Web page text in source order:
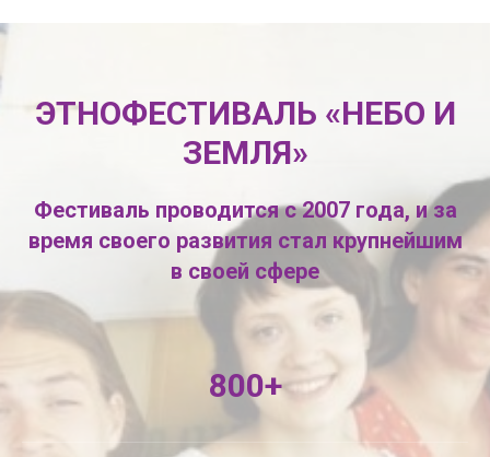
ЭТНОФЕСТИВАЛЬ «НЕБО И
ЗЕМЛЯ»
Фестиваль проводится с 2007 года, и за
время своего развития стал крупнейшим
в своей сфере
800+